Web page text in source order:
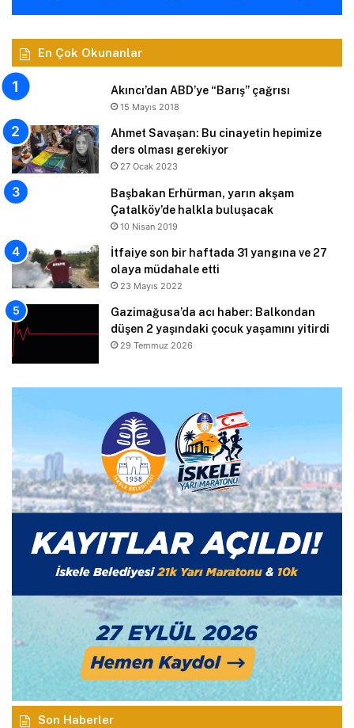
En Çok Okunanlar
Akıncı’dan ABD’ye “Barış” çağrısı
15 Mayıs 2018
Ahmet Savaşan: Bu cinayetin hepimize
ders olması gerekiyor
27 Ocak 2023
Başbakan Erhürman, yarın akşam
Çatalköy’de halkla buluşacak
10 Nisan 2019
İtfaiye son bir haftada 31 yangına ve 27
olaya müdahale etti
23 Mayıs 2022
Gazimağusa’da acı haber: Balkondan
düşen 2 yaşındaki çocuk yaşamını yitirdi
29 Temmuz 2026
Son Haberler